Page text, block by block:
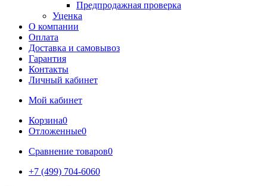
Предпродажная проверка
Уценка
О компании
Оплата
Доставка и самовывоз
Гарантия
Контакты
Личный кабинет
Мой кабинет
Корзина0
Отложенные0
Сравнение товаров0
+7 (499) 704-6060